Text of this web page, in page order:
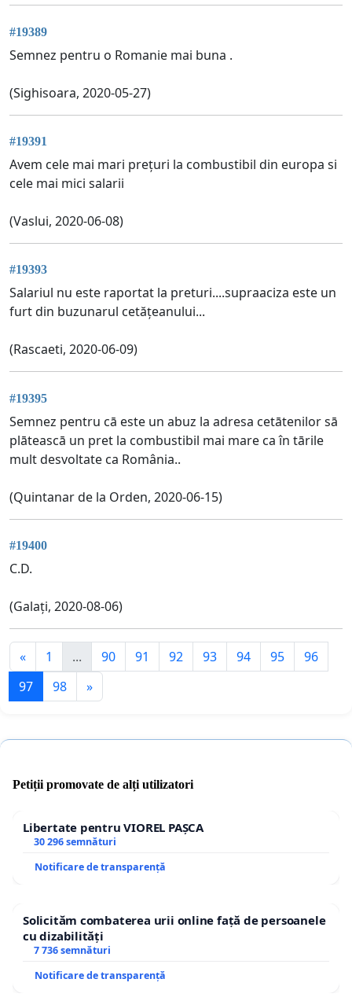
#19389
Semnez pentru o Romanie mai buna .
(Sighisoara, 2020-05-27)
#19391
Avem cele mai mari prețuri la combustibil din europa si
cele mai mici salarii
(Vaslui, 2020-06-08)
#19393
Salariul nu este raportat la preturi....supraaciza este un
furt din buzunarul cetățeanului...
(Rascaeti, 2020-06-09)
#19395
Semnez pentru cā este un abuz la adresa cetātenilor sā
plāteascā un pret la combustibil mai mare ca în tārile
mult desvoltate ca România..
(Quintanar de la Orden, 2020-06-15)
#19400
C.D.
(Galați, 2020-08-06)
« 1 ... 90 91 92 93 94 95
96
97
98 »
Petiții promovate de alți utilizatori
Libertate pentru VIOREL PAȘCA
30 296 semnături
Notificare de transparență
Solicităm combaterea urii online față de persoanele
cu dizabilități
7 736 semnături
Notificare de transparență